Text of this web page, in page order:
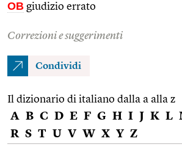
OB giudizio errato
Correzioni e suggerimenti
Condividi
Il dizionario di italiano dalla a alla z
A B C D E F G H I J K L
R S T U V W X Y Z